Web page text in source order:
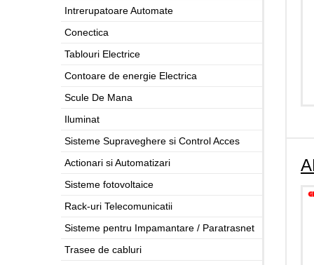
Intrerupatoare Automate
Conectica
Tablouri Electrice
Contoare de energie Electrica
Scule De Mana
Iluminat
Sisteme Supraveghere si Control Acces
Actionari si Automatizari
Sisteme fotovoltaice
Rack-uri Telecomunicatii
Sisteme pentru Impamantare / Paratrasnet
Trasee de cabluri